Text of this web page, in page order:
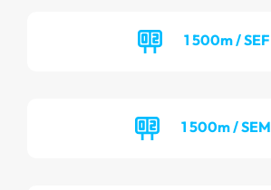
1 500m / SEF
1 500m / SEM